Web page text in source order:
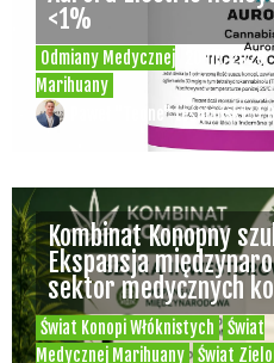
Odmiany Medycznej
Marihuany
20 lip, 2026
<1%
Paweł "Teone" Leśniański
Świat Konopi Włóknistych
Świat
Medycznej Marihuany
Świat
Kombinat Konopny
Ekspansja
sektor medycznych